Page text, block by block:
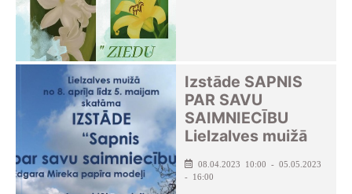
Izstāde SAPNIS
PAR SAVU
SAIMNIECĪBU
Lielzalves muižā
08.04.2023 10:00 - 05.05.2023
- 16:00